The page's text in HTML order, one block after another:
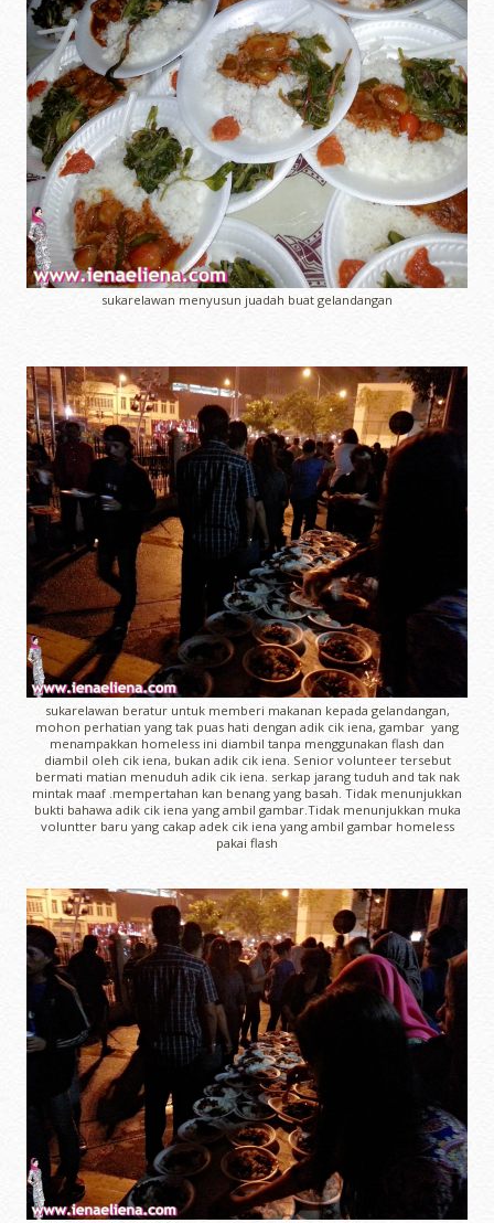
sukarelawan menyusun juadah buat gelandangan
sukarelawan beratur untuk memberi makanan kepada gelandangan,
mohon perhatian yang tak puas hati dengan adik cik iena, gambar yang
menampakkan homeless ini diambil tanpa menggunakan flash dan
diambil oleh cik iena, bukan adik cik iena. Senior volunteer tersebut
bermati matian menuduh adik cik iena. serkap jarang tuduh and tak nak
mintak maaf .mempertahan kan benang yang basah. Tidak menunjukkan
bukti bahawa adik cik iena yang ambil gambar.Tidak menunjukkan muka
voluntter baru yang cakap adek cik iena yang ambil gambar homeless
pakai flash